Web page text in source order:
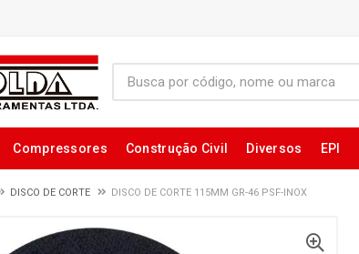
Compressores Construção Civil Diversos EPI
DISCO DE CORTE DISCO DE CORTE 115MM GR-46 PSF-INOX